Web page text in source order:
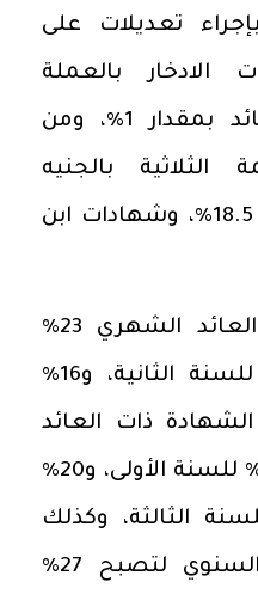
تعديلات على
بالعملة
المحلية وتخفيض العائد بمقدار 1%، ومن
بالجنيه
المصري ليصبح العائد 18.5%، وشهادات ابن
لتصبح الشهادة ذات العائد الشهري 23%
للسنة الأولى، و19.5% للسنة الثانية، و16%
ذات العائد
الربع سنوي، لتصبح 24% للسنة الأولى، و20%
و16% للسنة الثالثة، وكذلك
الشهادة ذات العائد السنوي لتصبح 27%